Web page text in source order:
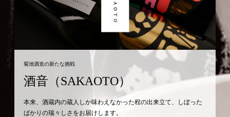
菊池酒造の新たな挑戦
酒音（SAKAOTO）
本来、酒蔵内の蔵人しか味わえなかった程の出来立て、しぼった
ばかりの瑞々しさをお届けします。